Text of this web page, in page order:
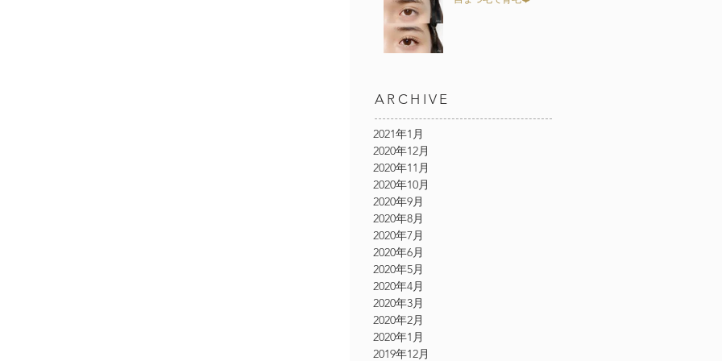
ARCHIVE
2021年1月
2020年12月
2020年11月
2020年10月
2020年9月
2020年8月
2020年7月
2020年6月
2020年5月
2020年4月
2020年3月
2020年2月
2020年1月
2019年12月